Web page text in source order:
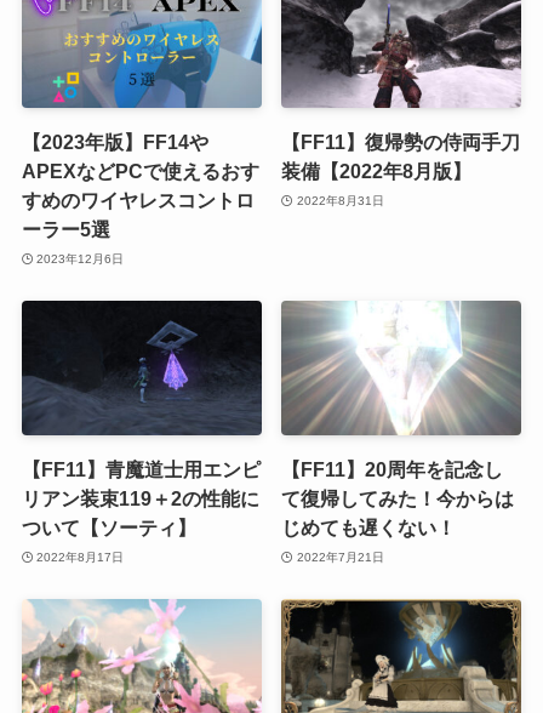
【2023年版】FF14や
APEXなどPCで使えるおす
すめのワイヤレスコントロ
ーラー5選
2023年12月6日
【FF11】復帰勢の侍両手刀
装備【2022年8月版】
2022年8月31日
【FF11】青魔道士用エンピ
リアン装束119＋2の性能に
ついて【ソーティ】
2022年8月17日
【FF11】20周年を記念し
て復帰してみた！今からは
じめても遅くない！
2022年7月21日